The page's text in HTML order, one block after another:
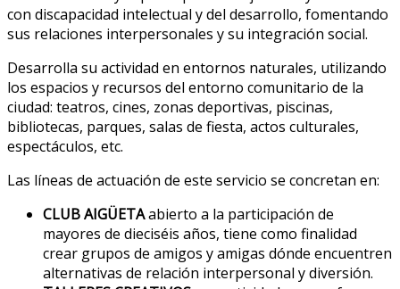
con discapacidad intelectual y del desarrollo, fomentando
sus relaciones interpersonales y su integración social.
Desarrolla su actividad en entornos naturales, utilizando
los espacios y recursos del entorno comunitario de la
ciudad: teatros, cines, zonas deportivas, piscinas,
bibliotecas, parques, salas de fiesta, actos culturales,
espectáculos, etc.
Las líneas de actuación de este servicio se concretan en:
CLUB AIGÜETAabierto a la participación de
mayores de dieciséis años, tiene como finalidad
crear grupos de amigos y amigas dónde encuentren
alternativas de relación interpersonal y diversión.